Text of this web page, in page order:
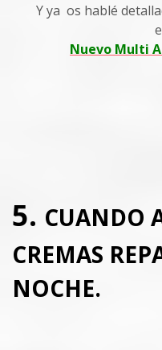
Y ya os hablé
Nuevo Multi
5. CUANDO
CREMAS
NOCHE.